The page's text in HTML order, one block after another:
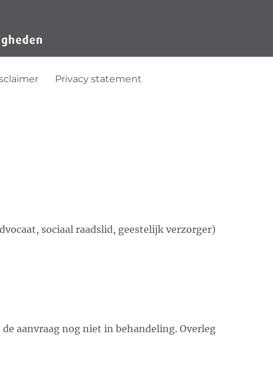
Privacy statement
sociaal raadslid, geestelijk verzorger)
de aanvraag nog niet in behandeling. Overleg